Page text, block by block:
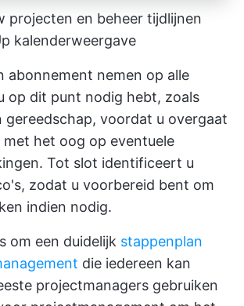
projecten en beheer tijdlijnen
kalenderweergave
abonnement nemen op alle
op dit punt nodig hebt, zoals
gereedschap, voordat u overgaat
het oog op eventuele
Tot slot identificeert u
zodat u voorbereid bent om
indien nodig.
om een duidelijk stappenplan
die iedereen kan
projectmanagers gebruiken